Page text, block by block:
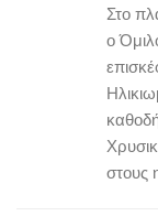
Στο
ο
στους